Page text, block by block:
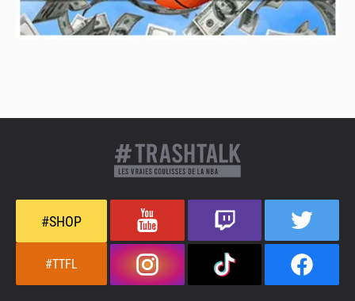
#SHOP
#TTFL